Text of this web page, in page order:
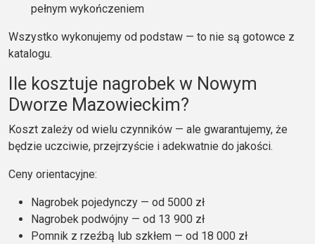
pełnym wykończeniem
Wszystko wykonujemy od podstaw — to nie są gotowce z
katalogu.
Ile kosztuje nagrobek w Nowym
Dworze Mazowieckim?
Koszt zależy od wielu czynników — ale gwarantujemy, że
będzie uczciwie, przejrzyście i adekwatnie do jakości.
Ceny orientacyjne:
Nagrobek pojedynczy — od 5000 zł
Nagrobek podwójny — od 13 900 zł
Pomnik z rzeźbą lub szkłem — od 18 000 zł